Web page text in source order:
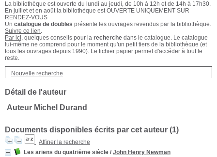
La bibliothèque est ouverte du lundi au jeudi, de 10h à 12h et de 14h à 17h30.
En juillet et en août la bibliothèque est OUVERTE UNIQUEMENT SUR
RENDEZ-VOUS
Un catalogue de doubles présente les ouvrages revendus par la bibliothèque.
Suivre ce lien.
Par ici, quelques conseils pour la recherche dans le catalogue. Le catalogue
lui-même ne comprend pour le moment qu'un petit tiers de la bibliothèque (et
tous les ouvrages depuis 1990). Le fichier papier permet d'accéder à tout le
reste.
Nouvelle recherche
Détail de l'auteur
Auteur Michel Durand
Documents disponibles écrits par cet auteur (1)
Affiner la recherche
Les ariens du quatrième siècle / John Henry Newman